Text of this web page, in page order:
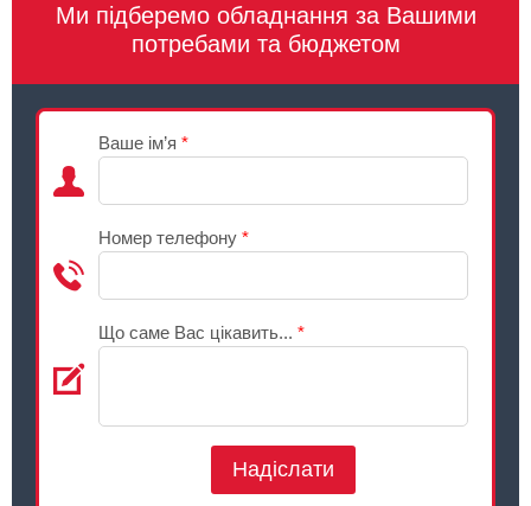
Ми підберемо обладнання за Вашими
потребами та бюджетом
Ваше ім’я *
Номер телефону *
Що саме Вас цікавить... *
Надіслати